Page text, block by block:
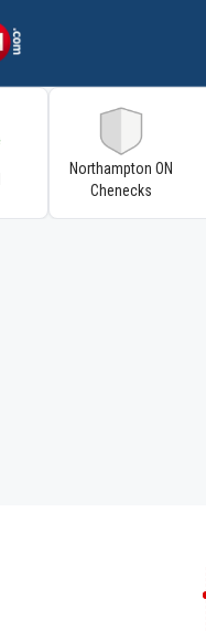
Northampton ON
Chenecks